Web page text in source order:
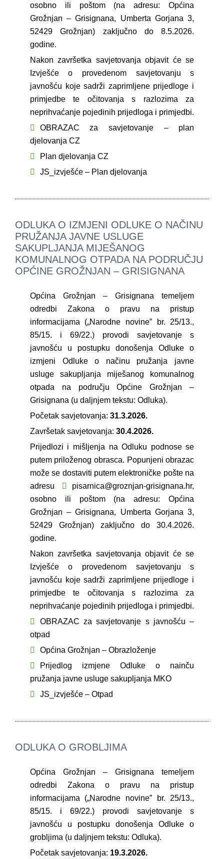
osobno ili poštom (na adresu: Općina
Grožnjan – Grisignana, Umberta Gorjana 3,
52429 Grožnjan) zaključno do 8.5.2026.
godine.
Nakon završetka savjetovanja objavit će se
Izvješće o provedenom savjetovanju s
javnošću koje sadrži zaprimljene prijedloge i
primjedbe te očitovanja s razlozima za
neprihvaćanje pojedinih prijedloga i primjedbi.
OBRAZAC za savjetovanje – plan
djelovanja CZ
Plan djelovanja CZ
JS_izvješće – Plan djelovanja
ODLUKA O IZMJENI ODLUKE O NAČINU
PRUŽANJA JAVNE USLUGE
SAKUPLJANJA MIJEŠANOG
KOMUNALNOG OTPADA NA PODRUČJU
OPĆINE GROŽNJAN – GRISIGNANA
Općina Grožnjan – Grisignana temeljem
odredbi Zakona o pravu na pristup
informacijama („Narodne novine” br. 25/13.,
85/15. i 69/22.) provodi savjetovanje s
javnošću u postupku donošenja Odluke o
izmjeni Odluke o načinu pružanja javne
usluge sakupljanja miješanog komunalnog
otpada na području Općine Grožnjan –
Grisignana (u daljnjem tekstu: Odluka).
Početak savjetovanja: 31.3.2026.
Završetak savjetovanja: 30.4.2026.
Prijedlozi i mišljenja na Odluku podnose se
putem priloženog obrasca. Popunjeni obrazac
može se dostaviti putem elektroničke pošte na
adresu
pisarnica@groznjan-grisignana.hr,
osobno ili poštom (na adresu: Općina
Grožnjan – Grisignana, Umberta Gorjana 3,
52429 Grožnjan) zaključno do 30.4.2026.
godine.
Nakon završetka savjetovanja objavit će se
Izvješće o provedenom savjetovanju s
javnošću koje sadrži zaprimljene prijedloge i
primjedbe te očitovanja s razlozima za
neprihvaćanje pojedinih prijedloga i primjedbi.
OBRAZAC za savjetovanje s javnošću –
otpad
Općina Grožnjan – Obrazloženje
Prijedlog izmjene Odluke o nainču
pružanja javne usluge sakupljanja MKO
JS_izvješće – Otpad
ODLUKA O GROBLJIMA
Općina Grožnjan – Grisignana temeljem
odredbi Zakona o pravu na pristup
informacijama („Narodne novine” br. 25/13.,
85/15. i 69/22.) provodi savjetovanje s
javnošću u postupku donošenja Odluke o
grobljima (u daljnjem tekstu: Odluka).
Početak savjetovanja: 19.3.2026.